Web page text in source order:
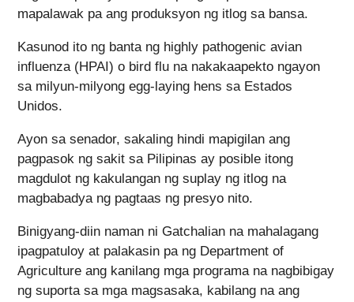
mapalawak pa ang produksyon ng itlog sa bansa.
Kasunod ito ng banta ng highly pathogenic avian
influenza (HPAI) o bird flu na nakakaapekto ngayon
sa milyun-milyong egg-laying hens sa Estados
Unidos.
Ayon sa senador, sakaling hindi mapigilan ang
pagpasok ng sakit sa Pilipinas ay posible itong
magdulot ng kakulangan ng suplay ng itlog na
magbabadya ng pagtaas ng presyo nito.
Binigyang-diin naman ni Gatchalian na mahalagang
ipagpatuloy at palakasin pa ng Department of
Agriculture ang kanilang mga programa na nagbibigay
ng suporta sa mga magsasaka, kabilang na ang